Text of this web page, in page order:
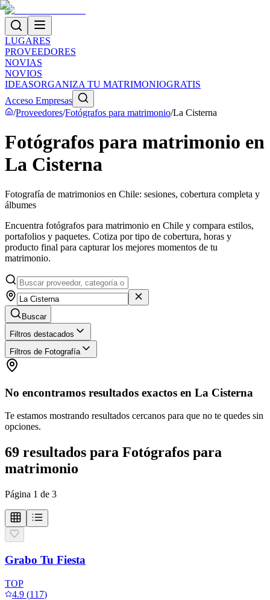
LUGARES
PROVEEDORES
NOVIAS
NOVIOS
IDEASORGANIZA TU MATRIMONIOGRATIS
Acceso Empresas
/Proveedores/Fotógrafos para matrimonio/La Cisterna
Fotógrafos para matrimonio en
La Cisterna
Fotografía de matrimonios en Chile: sesiones, cobertura completa y
álbumes
Encuentra fotógrafos para matrimonio en Chile y compara estilos,
portafolios y paquetes. Cotiza por tipo de cobertura, horas y
producto final para capturar los mejores momentos de tu
matrimonio.
Buscar
Filtros destacados
Filtros de Fotografía
No encontramos resultados exactos en La Cisterna
Te estamos mostrando resultados cercanos para que no te quedes sin
opciones.
69 resultados para Fotógrafos para
matrimonio
Página 1 de 3
Grabo Tu Fiesta
TOP
4.9 (117)